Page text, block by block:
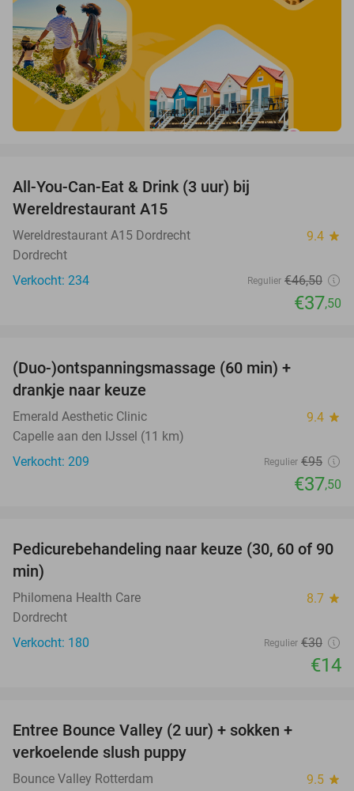
All-You-Can-Eat & Drink (3 uur) bij
Wereldrestaurant A15
Wereldrestaurant A15 Dordrecht 9.4 star
Dordrecht
Verkocht: 234
Regulier €46,50
€37,50
(Duo-)ontspanningsmassage (60 min) +
drankje naar keuze
Emerald Aesthetic Clinic 9.4 star
Capelle aan den IJssel (11 km)
Verkocht: 209
Regulier €95
€37,50
53%
Pedicurebehandeling naar keuze (30, 60 of 90
min)
Philomena Health Care 8.7 star
Dordrecht
Verkocht: 180
Regulier €30
€14
Entree Bounce Valley (2 uur) + sokken +
verkoelende slush puppy
Bounce Valley Rotterdam 9.5 star